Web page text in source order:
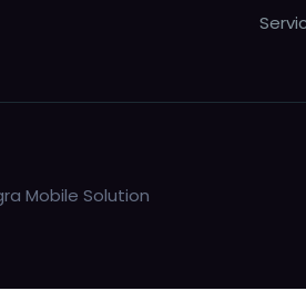
Mobile Solution